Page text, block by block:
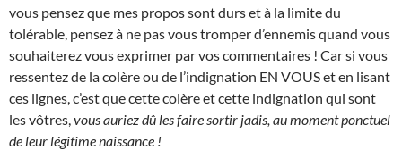
vous pensez que mes propos sont durs et à la limite du
tolérable, pensez à ne pas vous tromper d’ennemis quand vous
souhaiterez vous exprimer par vos commentaires ! Car si vous
ressentez de la colère ou de l’indignation EN VOUS et en lisant
ces lignes, c’est que cette colère et cette indignation qui sont
les vôtres, vous auriez dû les faire sortir jadis, au moment ponctuel
de leur légitime naissance !